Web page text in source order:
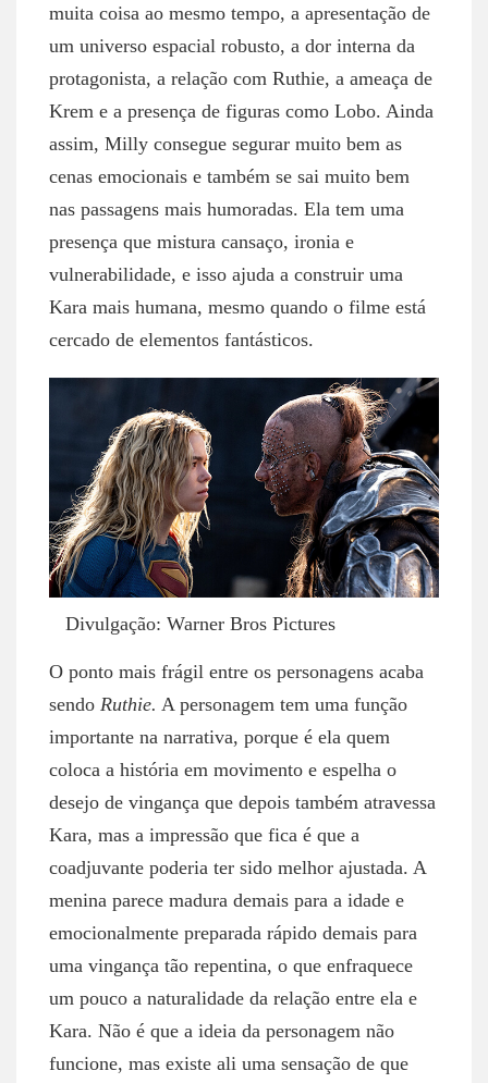
muita coisa ao mesmo tempo, a apresentação de
um universo espacial robusto, a dor interna da
protagonista, a relação com Ruthie, a ameaça de
Krem e a presença de figuras como Lobo. Ainda
assim, Milly consegue segurar muito bem as
cenas emocionais e também se sai muito bem
nas passagens mais humoradas. Ela tem uma
presença que mistura cansaço, ironia e
vulnerabilidade, e isso ajuda a construir uma
Kara mais humana, mesmo quando o filme está
cercado de elementos fantásticos.
Divulgação: Warner Bros Pictures
O ponto mais frágil entre os personagens acaba
sendo Ruthie. A personagem tem uma função
importante na narrativa, porque é ela quem
coloca a história em movimento e espelha o
desejo de vingança que depois também atravessa
Kara, mas a impressão que fica é que a
coadjuvante poderia ter sido melhor ajustada. A
menina parece madura demais para a idade e
emocionalmente preparada rápido demais para
uma vingança tão repentina, o que enfraquece
um pouco a naturalidade da relação entre ela e
Kara. Não é que a ideia da personagem não
funcione, mas existe ali uma sensação de que